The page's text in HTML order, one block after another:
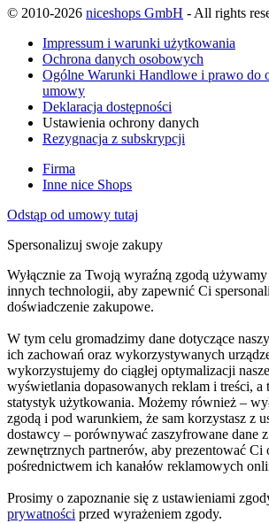
© 2010-2026 niceshops GmbH - All rights
Impressum i warunki użytkowania
Ochrona danych osobowych
Ogólne Warunki Handlowe i prawo do
umowy
Deklaracja dostępności
Ustawienia ochrony danych
Rezygnacja z subskrypcji
Firma
Inne nice Shops
Odstąp od umowy tutaj
Spersonalizuj swoje zakupy
Wyłącznie za Twoją wyraźną zgodą
innych technologii, aby zapewnić Ci
doświadczenie zakupowe.
W tym celu gromadzimy dane dotyczące
ich zachowań oraz wykorzystywanych
wykorzystujemy do ciągłej optymalizacji
wyświetlania dopasowanych reklam i treści, a
statystyk użytkowania. Możemy również –
zgodą i pod warunkiem, że sam korzystasz z
dostawcy – porównywać zaszyfrowane dane
zewnętrznych partnerów, aby prezentować Ci
pośrednictwem ich kanałów reklamowych
Prosimy o zapoznanie się z ustawieniami
prywatności przed wyrażeniem zgody.